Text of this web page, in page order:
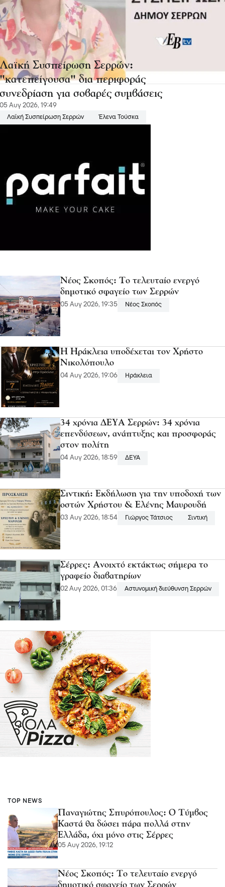
Λαϊκή Συσπείρωση Σερρών:
"κατεπείγουσα" δια περιφοράς
συνεδρίαση για σοβαρές συμβάσεις
05 Αυγ 2026, 19:49
Λαϊκή Συσπείρωση Σερρών Έλενα Τούσκα
Νέος Σκοπός: Το τελευταίο ενεργό
δημοτικό σφαγείο των Σερρών
05 Αυγ 2026, 19:35 Νέος Σκοπός
Η Ηράκλεια υποδέχεται τον Χρήστο
Νικολόπουλο
04 Αυγ 2026, 19:06 Ηράκλεια
34 χρόνια ΔΕΥΑ Σερρών: 34 χρόνια
επενδύσεων, ανάπτυξης και προσφοράς
στον πολίτη
04 Αυγ 2026, 18:59 ΔΕΥΑ
Σιντική: Εκδήλωση για την υποδοχή των
οστών Χρήστου & Ελένης Μαυρουδή
03 Αυγ 2026, 18:54 Γιώργος Τάτσιος Σιντική
Σέρρες: Ανοιχτό εκτάκτως σήμερα το
γραφείο διαβατηρίων
02 Αυγ 2026, 01:36 Αστυνομική διεύθυνση Σερρών
TOP NEWS
Παναγιώτης Σπυρόπουλος: Ο Τύμβος
Καστά θα δώσει πάρα πολλά στην
Ελλάδα, όχι μόνο στις Σέρρες
05 Αυγ 2026, 19:12
Νέος Σκοπός: Το τελευταίο ενεργό